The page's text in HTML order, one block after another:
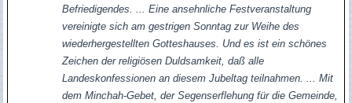
Befriedigendes. ... Eine ansehnliche Festveranstaltung
vereinigte sich am gestrigen Sonntag zur Weihe des
wiederhergestellten Gotteshauses. Und es ist ein schönes
Zeichen der religiösen Duldsamkeit, daß alle
Landeskonfessionen an diesem Jubeltag teilnahmen. ... Mit
dem Minchah-Gebet, der Segenserflehung für die Gemeinde,